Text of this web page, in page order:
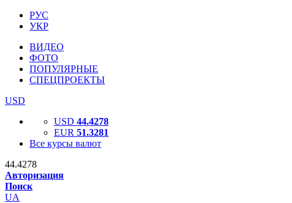
РУС
УКР
ВИДЕО
ФОТО
ПОПУЛЯРНЫЕ
СПЕЦПРОЕКТЫ
USD
USD 44.4278
EUR 51.3281
Все курсы валют
44.4278
Авторизация
Поиск
UA